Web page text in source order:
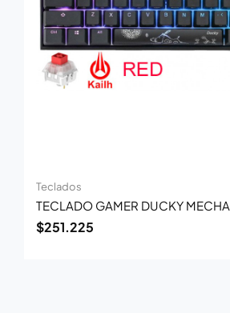
Teclados
TECLADO GAMER DUCKY
$251.225